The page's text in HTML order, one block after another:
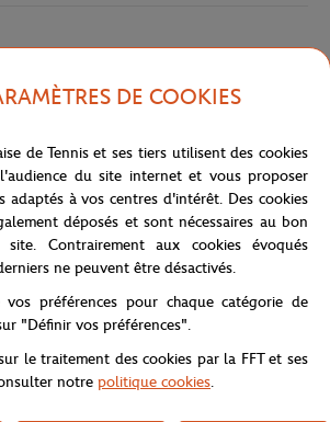
TU
DE COOKIES
de Tennis et ses tiers utilisent des cookies
du site internet et vous proposer
adaptés à vos centres d'intérêt. Des cookies
déposés et sont nécessaires au bon
Contrairement aux cookies évoqués
ne peuvent être désactivés.
vos préférences pour chaque catégorie de
"Définir vos préférences".
le traitement des cookies par la FFT et ses
notre politique cookies.